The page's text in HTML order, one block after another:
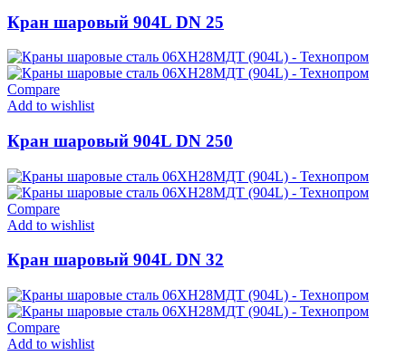
Кран шаровый 904L DN 25
Compare
Add to wishlist
Кран шаровый 904L DN 250
Compare
Add to wishlist
Кран шаровый 904L DN 32
Compare
Add to wishlist